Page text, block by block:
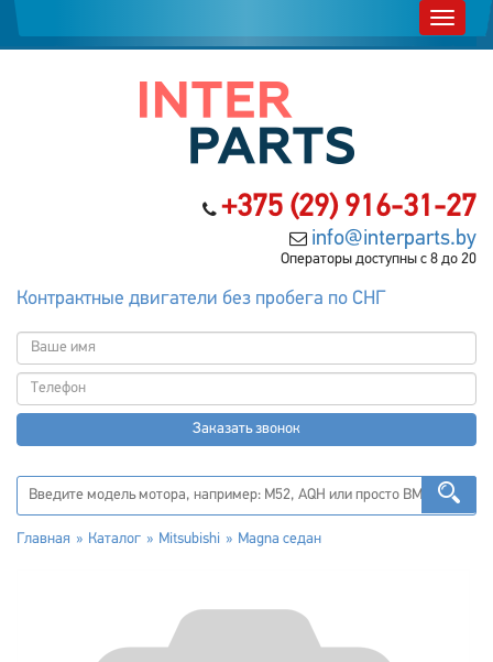
+375 (29) 916-31-27
info@interparts.by
Операторы доступны с 8 до 20
Контрактные двигатели без пробега по СНГ
Заказать звонок
Главная Каталог Mitsubishi Magna седан